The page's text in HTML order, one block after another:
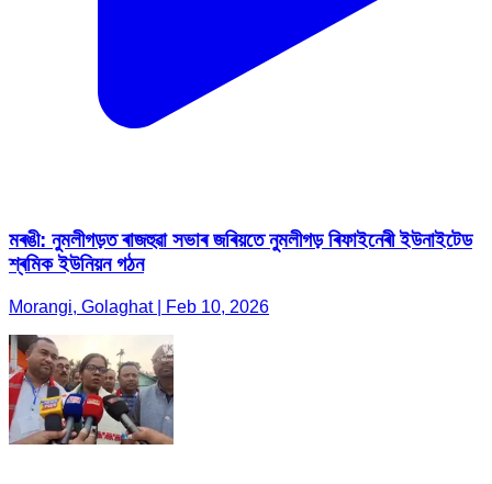
মৰঙী: নুমলীগড়ত ৰাজহুৱা সভাৰ জৰিয়তে নুমলীগড় ৰিফাইনেৰী ইউনাইটেড
শ্ৰমিক ইউনিয়ন গঠন
Morangi, Golaghat | Feb 10, 2026